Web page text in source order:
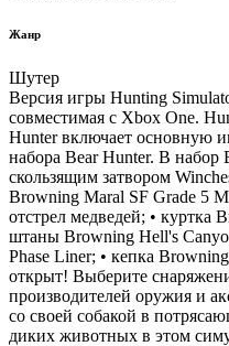
Жанр
Шутер
Версия игры Hunting
совместимая с Xbox One.
Hunter включает основную
набора Bear Hunter. В набор
скользящим затвором
Browning Maral SF Grade 5
отстрел медведей; • куртка
штаны Browning Hell's
Phase Liner; • кепка
открыт! Выберите
производителей оружия и
со своей собакой в
диких животных в этом